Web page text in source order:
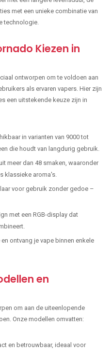
met een unieke combinatie van
technologie.
Kiezen in
ontworpen om te voldoen aan
als ervaren vapers. Hier zijn
een uitstekende keuze zijn in
in varianten van 9000 tot
die houdt van langdurig gebruik.
meer dan 48 smaken, waaronder
klassieke aroma's.
voor gebruik zonder gedoe –
met een RGB-display dat
ontvang je vape binnen enkele
en
om aan de uiteenlopende
Onze modellen omvatten:
en betrouwbaar, ideaal voor